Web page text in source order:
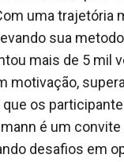
uma trajetória
sua
mais de 5 mil
motivação,
os
é um
desafios em